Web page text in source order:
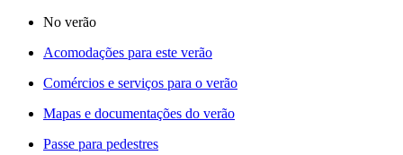
No verão
Acomodações para este verão
Comércios e serviços para o verão
Mapas e documentações do verão
Passe para pedestres